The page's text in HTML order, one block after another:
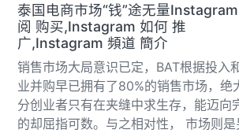
泰国电商市场“钱”途无量
阅 购买,Instagram 如何 推
广,Instagram 頻道 簡介
销售市场大局意识已定，BAT根据投入
业并购早已拥有了80%的销售市场，绝
分创业者只有在夹缝中求生存，能迈向
的却屈指可数。与之相对性， 市场则是